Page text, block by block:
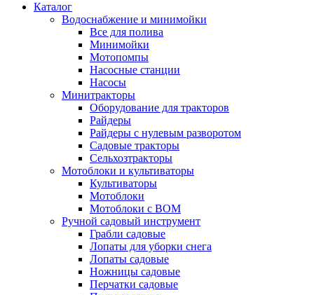
Каталог
Водоснабжение и минимойки
Все для полива
Минимойки
Мотопомпы
Насосные станции
Насосы
Минитракторы
Оборудование для тракторов
Райдеры
Райдеры с нулевым разворотом
Садовые тракторы
Сельхозтракторы
Мотоблоки и культиваторы
Культиваторы
Мотоблоки
Мотоблоки с ВОМ
Ручной садовый инструмент
Грабли садовые
Лопаты для уборки снега
Лопаты садовые
Ножницы садовые
Перчатки садовые